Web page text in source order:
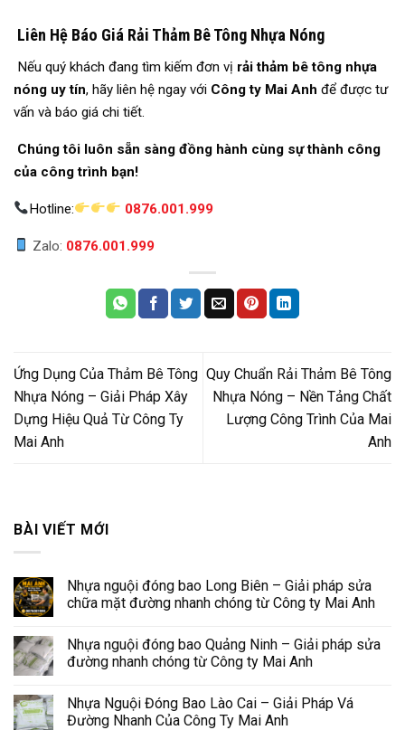
Liên Hệ Báo Giá Rải Thảm Bê Tông Nhựa Nóng
Nếu quý khách đang tìm kiếm đơn vị rải thảm bê tông nhựa
nóng uy tín, hãy liên hệ ngay với Công ty Mai Anh để được tư
vấn và báo giá chi tiết.
Chúng tôi luôn sẵn sàng đồng hành cùng sự thành công
của công trình bạn!
Hotline: 0876.001.999
Zalo: 0876.001.999
Ứng Dụng Của Thảm Bê Tông
Nhựa Nóng – Giải Pháp Xây
Dựng Hiệu Quả Từ Công Ty
Mai Anh
Quy Chuẩn Rải Thảm Bê Tông
Nhựa Nóng – Nền Tảng Chất
Lượng Công Trình Của Mai
Anh
BÀI VIẾT MỚI
Nhựa nguội đóng bao Long Biên – Giải pháp sửa
chữa mặt đường nhanh chóng từ Công ty Mai Anh
Nhựa nguội đóng bao Quảng Ninh – Giải pháp sửa
đường nhanh chóng từ Công ty Mai Anh
Nhựa Nguội Đóng Bao Lào Cai – Giải Pháp Vá
Đường Nhanh Của Công Ty Mai Anh